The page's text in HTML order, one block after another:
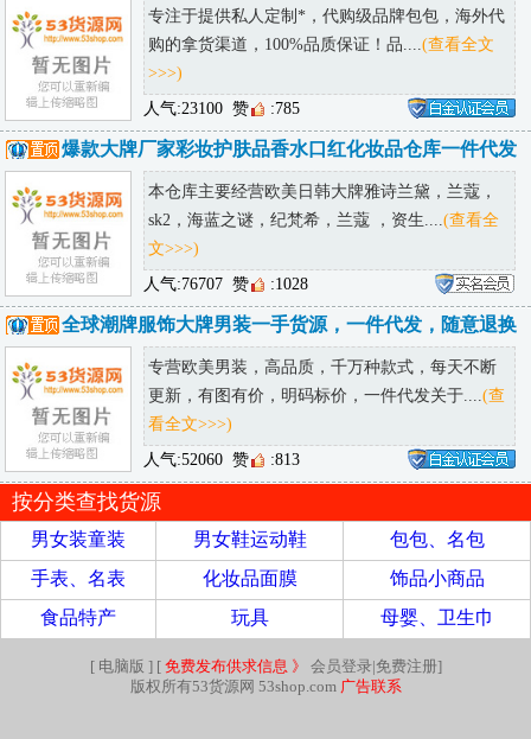
专注于提供私人定制*，代购级品牌包包，海外代
购的拿货渠道，100%品质保证！品.... (查看全文
>>>)
人气:23100 赞 :785
爆款大牌厂家彩妆护肤品香水口红化妆品仓库一件代发
本仓库主要经营欧美日韩大牌雅诗兰黛，兰蔻，
sk2，海蓝之谜，纪梵希，兰蔻 ，资生.... (查看全
文>>>)
人气:76707 赞 :1028
全球潮牌服饰大牌男装一手货源，一件代发，随意退换
专营欧美男装，高品质，千万种款式，每天不断
更新，有图有价，明码标价，一件代发关于.... (查
看全文>>>)
人气:52060 赞 :813
按分类查找货源
男女装童装 男女鞋运动鞋
包包、名包
手表、名表
化妆品面膜
饰品小商品
食品特产
玩具 母婴、卫生巾
[ 电脑版 ] [ 免费发布供求信息 》 会员登录|免费注册]
版权所有53货源网 53shop.com
广告联系